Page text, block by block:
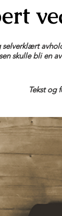
selverklært
skulle bli en
Tekst og